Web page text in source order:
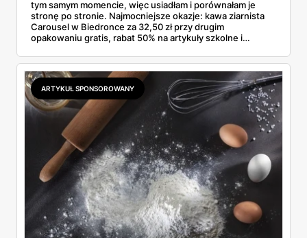
tym samym momencie, więc usiadłam i porównałam je
stronę po stronie. Najmocniejsze okazje: kawa ziarnista
Carousel w Biedronce za 32,50 zł przy drugim
opakowaniu gratis, rabat 50% na artykuły szkolne i
2,99 zł za kilogram, ale wyłącznie w sobotę z aplikacją. Aldi
odpowiada masłem za 2,99 zł. Werdykt w skrócie:
najwięcej wyciśniesz z Biedronki, po świeże warzywa jedź
do Aldi.
ARTYKUŁ SPONSOROWANY